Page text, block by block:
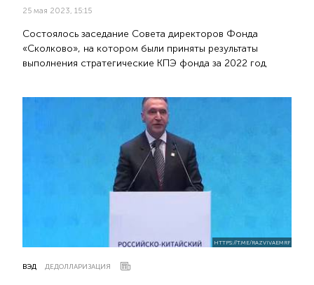
25 мая 2023, 15:15
Состоялось заседание Совета директоров Фонда
«Сколково», на котором были приняты результаты
выполнения стратегические КПЭ фонда за 2022 год
HTTPS://T.ME/RAZVIVAEMRF
ВЭД ДЕДОЛЛАРИЗАЦИЯ